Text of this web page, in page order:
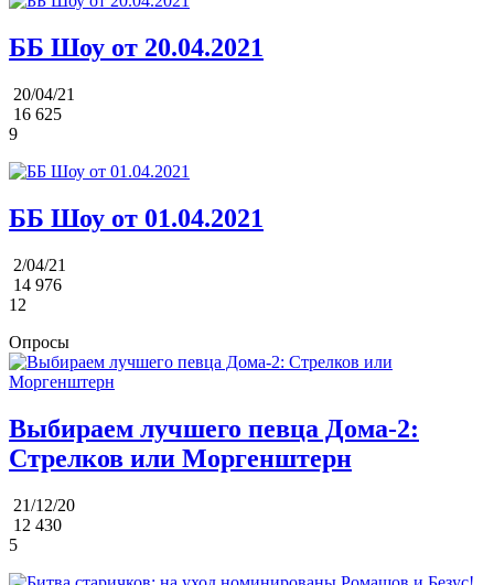
ББ Шоу от 20.04.2021
20/04/21
16 625
9
ББ Шоу от 01.04.2021
2/04/21
14 976
12
Опросы
Выбираем лучшего певца Дома-2:
Стрелков или Моргенштерн
21/12/20
12 430
5